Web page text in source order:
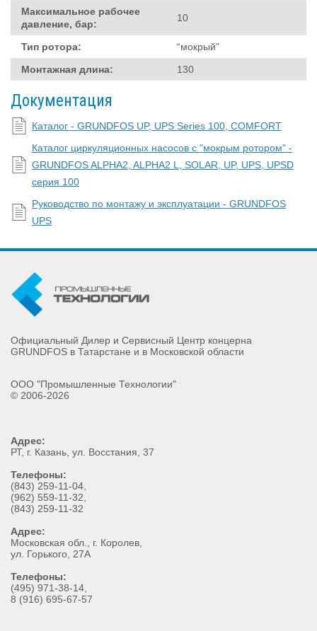
Максимальное рабочее
давление, бар:
10
Тип ротора:
“мокрый”
Монтажная длина:
130
Документация
Каталог - GRUNDFOS UP, UPS Series 100, COMFORT
Каталог циркуляционных насосов с "мокрым ротором" -
GRUNDFOS ALPHA2, ALPHA2 L, SOLAR, UP, UPS, UPSD
серия 100
Руководство по монтажу и эксплуатации - GRUNDFOS
UPS
Официальный Дилер и Сервисный Центр концерна
GRUNDFOS в Татарстане и в Московской области
ООО "Промышленные Технологии"
© 2006-2026
Адрес:
РТ, г. Казань ул. Восстания, 37
Телефоны:
(843) 259-11-04
(962) 559-11-32
(843) 259-11-32
Адрес:
Московская обл., г. Королев,
ул. Горького, 27А
Телефоны:
(495) 971-38-14,
8 (916) 695-67-57